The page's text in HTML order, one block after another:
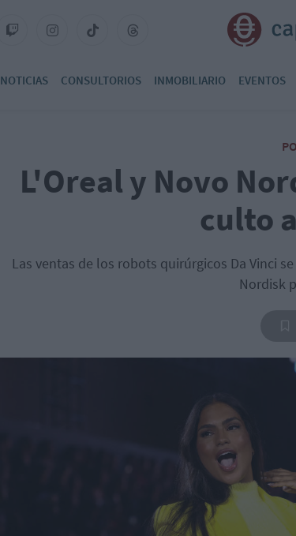
NOTICIAS CONSULTORIOS INMOBILIARIO EVENTOS
L'Oreal y Novo
culto
Las ventas de los robots quirúrgicos Da Vinci
Nordisk